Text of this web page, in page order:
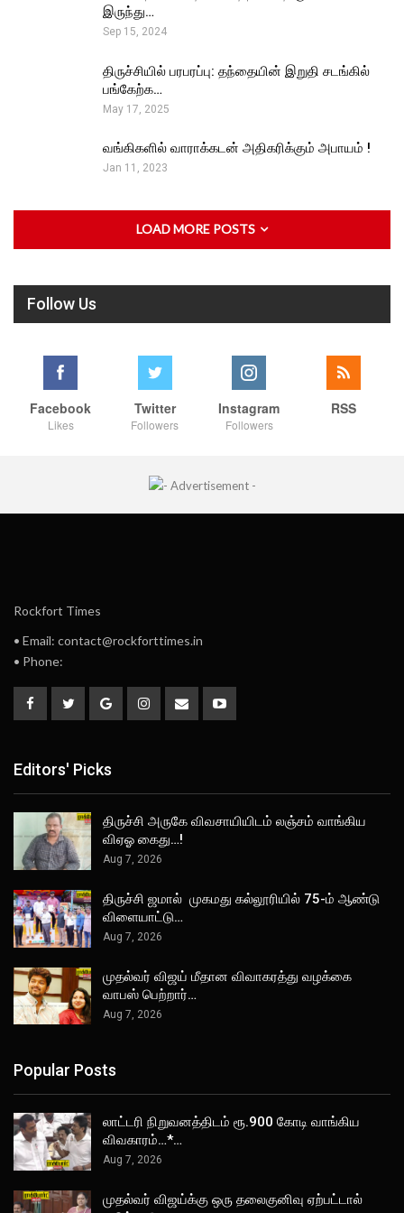
இருந்து…
Sep 15, 2024
திருச்சியில் பரபரப்பு: தந்தையின் இறுதி சடங்கில்
பங்கேற்க…
May 17, 2025
வங்கிகளில் வாராக்கடன் அதிகரிக்கும் அபாயம் !
Jan 11, 2023
LOAD MORE POSTS
Follow Us
Facebook
Likes
Twitter
Followers
Instagram
Followers
RSS
Rockfort Times
• Email: contact@rockforttimes.in
• Phone:
Editors' Picks
திருச்சி அருகே விவசாயியிடம் லஞ்சம் வாங்கிய
விஏஓ கைது…!
Aug 7, 2026
திருச்சி ஜமால் முகமது கல்லூரியில் 75-ம் ஆண்டு
விளையாட்டு…
Aug 7, 2026
முதல்வர் விஜய் மீதான விவாகரத்து வழக்கை
வாபஸ் பெற்றார்…
Aug 7, 2026
Popular Posts
லாட்டரி நிறுவனத்திடம் ரூ.900 கோடி வாங்கிய
விவகாரம்…*…
Aug 7, 2026
முதல்வர் விஜய்க்கு ஒரு தலைகுனிவு ஏற்பட்டால்